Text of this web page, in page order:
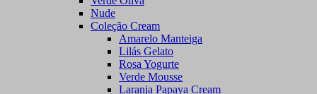
Nude
Coleção Cream
Amarelo Manteiga
Lilás Gelato
Rosa Yogurte
Verde Mousse
Laranja Papaya Cream